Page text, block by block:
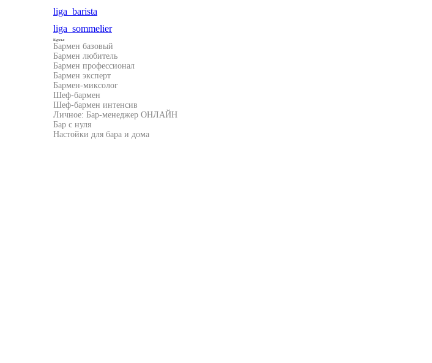
liga_barista
liga_sommelier
Курсы:
Бармен базовый
Бармен любитель
Бармен профессионал
Бармен эксперт
Бармен-миксолог
Шеф-бармен
Шеф-бармен интенсив
Личное: Бар-менеджер ОНЛАЙН
Бар с нуля
Настойки для бара и дома